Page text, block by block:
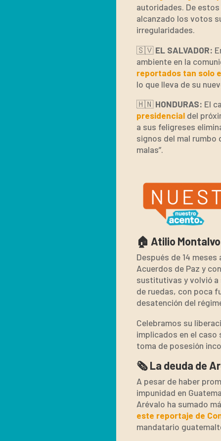
autoridades. De
alcanzado los votos
irregularidades.
🇸🇻 EL SALVADOR:
ambiente en la
reportados tan solo
lo que lleva de su
🇭🇳 HONDURAS: El
presidencialdel
a sus feligreses
signos del mal rumbo
malas”.
🏠 Atilio
Después de 14
Acuerdos de Paz y
sustitutivas y volvió a
de ruedas, con poca
desatención del
Celebramos su
implicados en el caso
toma de posesión
🗞️ La deuda de
A pesar de haber
impunidad en
Arévalo ha sumado
este reportaje de
mandatario